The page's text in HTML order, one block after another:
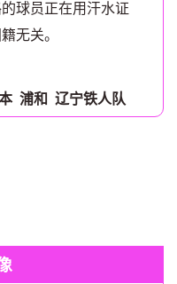
球员正在用汗水证
无关。
浦和 辽宁铁人队